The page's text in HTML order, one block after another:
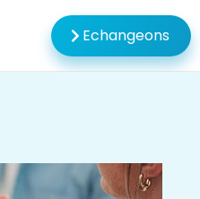
Echangeons